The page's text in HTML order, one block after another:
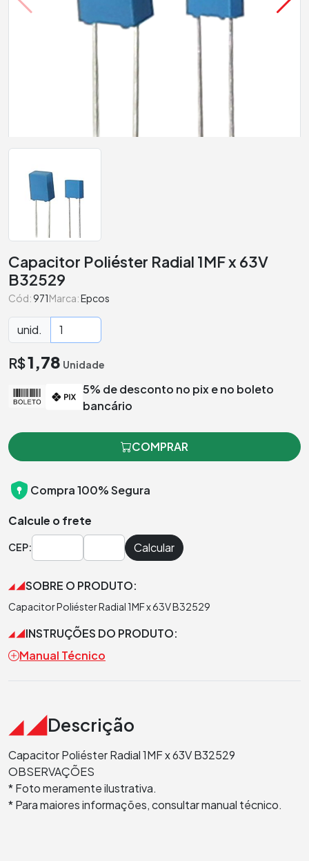
Capacitor Poliéster Radial 1MF x 63V
B32529
Cód:971Marca:Epcos
unid.
R$1,78 Unidade
5% de desconto no pix e no boleto
bancário
COMPRAR
Compra 100% Segura
Calcule o frete
CEP: Calcular
SOBRE O PRODUTO:
Capacitor Poliéster Radial 1MF x 63V B32529
INSTRUÇÕES DO PRODUTO:
Manual Técnico
Descrição
Capacitor Poliéster Radial 1MF x 63V B32529
OBSERVAÇÕES
* Foto meramente ilustrativa.
* Para maiores informações, consultar manual técnico.